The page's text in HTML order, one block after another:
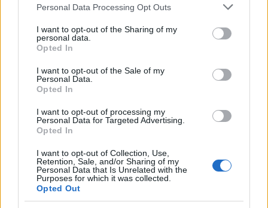
Please note that this website/app uses one or more Google
not limited to your visit or usage behaviour. You may click to
grant or deny consent to Google and its third-party tags to
use your data for below specified purposes in below Google
consent section.
Personal Data Processing Opt Outs
I want to opt-out of the Sharing of my
personal data.
Opted In
I want to opt-out of the Sale of my
Personal Data.
Opted In
I want to opt-out of processing my
Personal Data for Targeted Advertising.
Opted In
I want to opt-out of Collection, Use,
Retention, Sale, and/or Sharing of my
Personal Data that Is Unrelated with the
Purposes for which it was collected.
Opted Out
Megszületett Kylie Jenner második
gyermeke: íme a fotó!